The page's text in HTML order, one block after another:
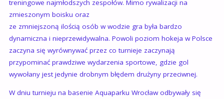
treningowe najmłodszych zespołów. Mimo rywalizacji na
zmieszonym boisku oraz
ze zmniejszoną ilością osób w wodzie gra była bardzo
dynamiczna i nieprzewidywalna. Powoli poziom hokeja w Polsce
zaczyna się wyrównywać przez co turnieje zaczynają
przypominać prawdziwe wydarzenia sportowe, gdzie gol
wywołany jest jedynie drobnym błędem drużyny przeciwnej.
W dniu turnieju na basenie Aquaparku Wrocław odbywały się